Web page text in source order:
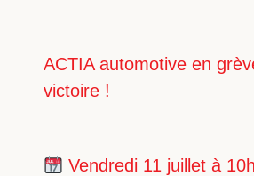
ACTIA automotive en
victoire !
Vendredi 11 juillet à 10h